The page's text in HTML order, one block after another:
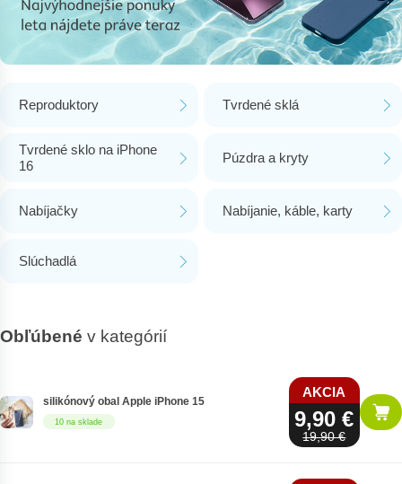
Reproduktory Tvrdené sklá
Tvrdené sklo na iPhone
16
Púzdra a kryty
Nabíjačky Nabíjanie, káble, karty
Slúchadlá
Obľúbené v kategórií
10 na sklade
silikónový obal Apple iPhone 15
AKCIA
9,90 €
19,90 €